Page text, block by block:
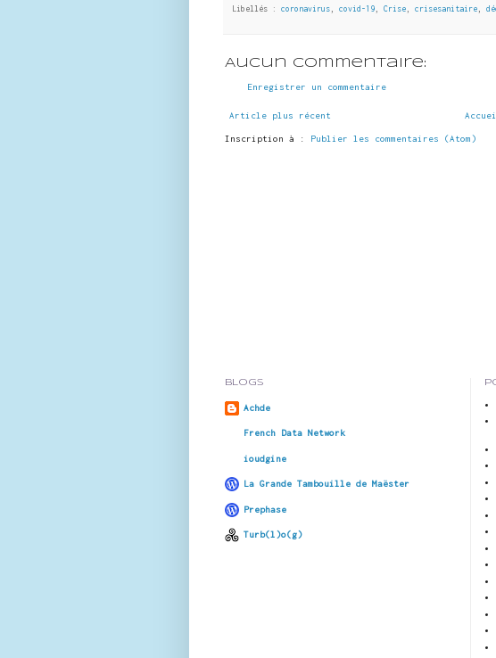
Libellés : coronavirus , covid-19 , Crise , crisesanitaire ,
Aucun commentaire:
Enregistrer un commentaire
Article plus récent
Inscription à : Publier les commentaires (Atom)
BLOGS
Achde
French Data Network
ioudgine
La Grande Tambouille de Maëster
Prephase
Turb(l)o(g)